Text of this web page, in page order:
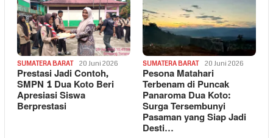
SUMATERA BARAT 20 Juni 2026
Prestasi Jadi Contoh,
SMPN 1 Dua Koto Beri
Apresiasi Siswa
Berprestasi
SUMATERA BARAT 20 Juni 2026
Pesona Matahari
Terbenam di Puncak
Panaroma Dua Koto:
Surga Tersembunyi
Pasaman yang Siap Jadi
Desti…